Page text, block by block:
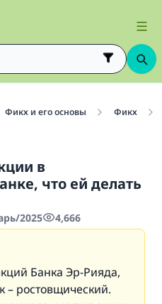
Фикх и его основы Фикх
в
что ей делать
2025 4,666
Банка Эр-Рияда,
– ростовщический.